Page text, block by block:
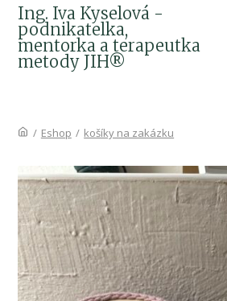
Ing. Iva Kyselová -
podnikatelka,
mentorka a terapeutka
metody JIH®
/ Eshop / košíky na zakázku